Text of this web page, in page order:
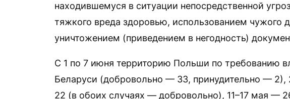
находившемуся в ситуации непосредственной
тяжкого вреда здоровью, использованием чужого
уничтожением (приведением в негодность)
С 1 по 7 июня территорию Польши по требованию
Беларуси (добровольно — 33, принудительно —
22 (в обоих случаях — добровольно), 11–17 мая —